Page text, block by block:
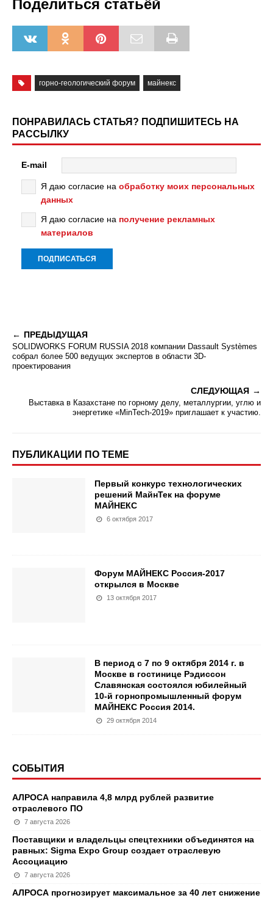
Поделиться статьёй
горно-геологический форум майнекс
ПОНРАВИЛАСЬ СТАТЬЯ? ПОДПИШИТЕСЬ НА
РАССЫЛКУ
E-mail
Я даю согласие на обработку моих персональных
данных
Я даю согласие на получение рекламных
материалов
ПРЕДЫДУЩАЯ
SOLIDWORKS FORUM RUSSIA 2018 компании Dassault Systèmes
собрал более 500 ведущих экспертов в области 3D-
проектирования
СЛЕДУЮЩАЯ
Выставка в Казахстане по горному делу, металлургии, углю и
энергетике «MinTech-2019» приглашает к участию.
ПУБЛИКАЦИИ ПО ТЕМЕ
Первый конкурс технологических
решений МайнТек на форуме
МАЙНЕКС
6 октября 2017
Форум МАЙНЕКС Россия-2017
открылся в Москве
13 октября 2017
В период с 7 по 9 октября 2014 г. в
Москве в гостинице Рэдиссон
Славянская состоялся юбилейный
10-й горнопромышленный форум
МАЙНЕКС Россия 2014.
29 октября 2014
СОБЫТИЯ
АЛРОСА направила 4,8 млрд рублей развитие
отраслевого ПО
7 августа 2026
Поставщики и владельцы спецтехники объединятся на
равных: Sigma Expo Group создает отраслевую
Ассоциацию
7 августа 2026
АЛРОСА прогнозирует максимальное за 40 лет снижение